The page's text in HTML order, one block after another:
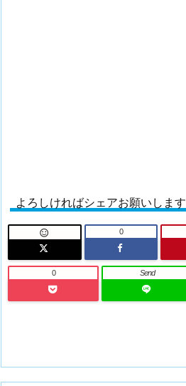
よろしければシェアお願いします
 0
0 Send